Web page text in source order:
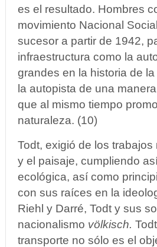
es el resultado. Hombres
movimiento Nacional
sucesor a partir de 1942,
infraestructura como la
grandes en la historia de
la autopista de una
que al mismo tiempo
naturaleza. (10)
Todt, exigió de los
y el paisaje, cumpliendo
ecológica, así como
con sus raíces en la
Riehl y Darré, Todt y sus
nacionalismo völkisch.
transporte no sólo es el